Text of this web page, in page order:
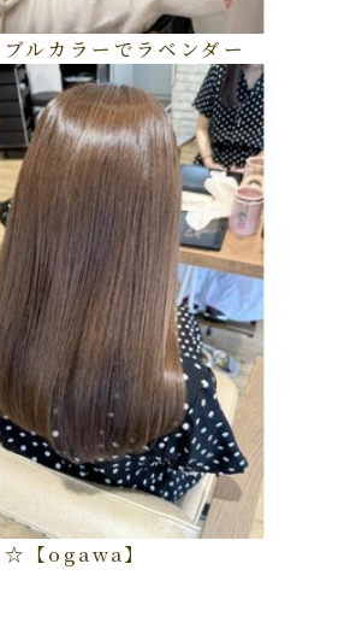
ブルカラーでラベンダー
☆【ogawa】